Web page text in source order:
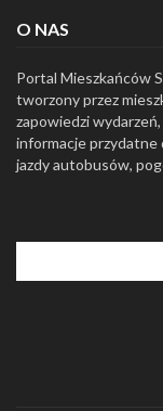
O NAS
Portal Mieszkańców
tworzony przez
zapowiedzi
informacje przydatne
jazdy autobusów,